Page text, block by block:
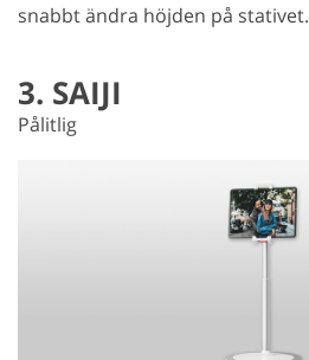
snabbt ändra höjden på stativet.
3. SAIJI
Pålitlig